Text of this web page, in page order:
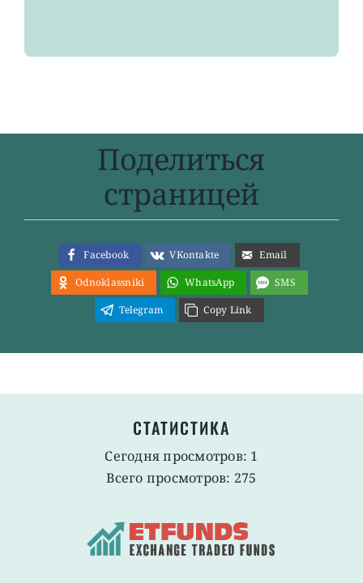
Поделиться
страницей
Facebook VKontakte
Email
Odnoklassniki
WhatsApp
SMS
Telegram
Copy Link
СТАТИСТИКА
Сегодня просмотров: 1
Всего просмотров: 275